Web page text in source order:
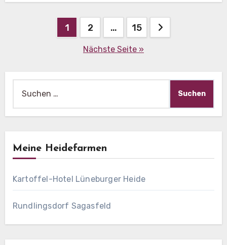
Beitragsnavigation
1 2 … 15
Nächste Seite »
nach:
Meine Heidefarmen
Kartoffel-Hotel Lüneburger Heide
Rundlingsdorf Sagasfeld